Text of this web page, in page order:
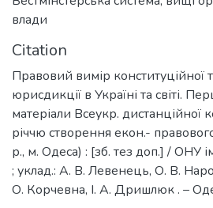
влади
Citation
Правовий вимір конституційної
юрисдикції в Україні та світі.
матеріали Всеукр. дистанційної
річчю створення екон.-
р., м. Одеса) : [зб. тез доп.] / ОНУ
; уклад.: А. В. Левенець, О. В.
О. Корчевна, І. А. Дришлюк . –